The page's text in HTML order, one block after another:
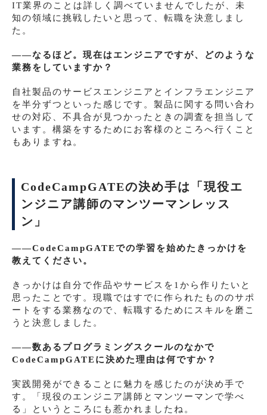
IT業界のことは詳しく調べていませんでしたが、未
知の領域に挑戦したいと思って、転職を決意しまし
た。
――なるほど。現在はエンジニアですが、どのような
業務をしていますか？
自社製品のサービスエンジニアとインフラエンジニア
を半分ずつといった感じです。製品に関する問い合わ
せの対応、不具合が見つかったときの調査を担当して
います。構築をするためにお客様のところへ行くこと
もありますね。
CodeCampGATEの決め手は「現役エ
ンジニア講師のマンツーマンレッス
ン」
――CodeCampGATEでの学習を始めたきっかけを
教えてください。
きっかけは自分で作品やサービスを1から作りたいと
思ったことです。現職ではすでに作られたもののサポ
ートをする業務なので、転職するためにスキルを磨こ
うと決意しました。
――数あるプログラミングスクールのなかで
CodeCampGATEに決めた理由は何ですか？
実践開発ができることに魅力を感じたのが決め手で
す。「現役のエンジニア講師とマンツーマンで学べ
る」というところにも惹かれましたね。